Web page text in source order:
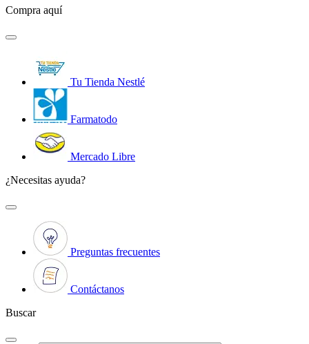
Compra aquí
Tu Tienda Nestlé
Farmatodo
Mercado Libre
¿Necesitas ayuda?
Preguntas frecuentes
Contáctanos
Buscar